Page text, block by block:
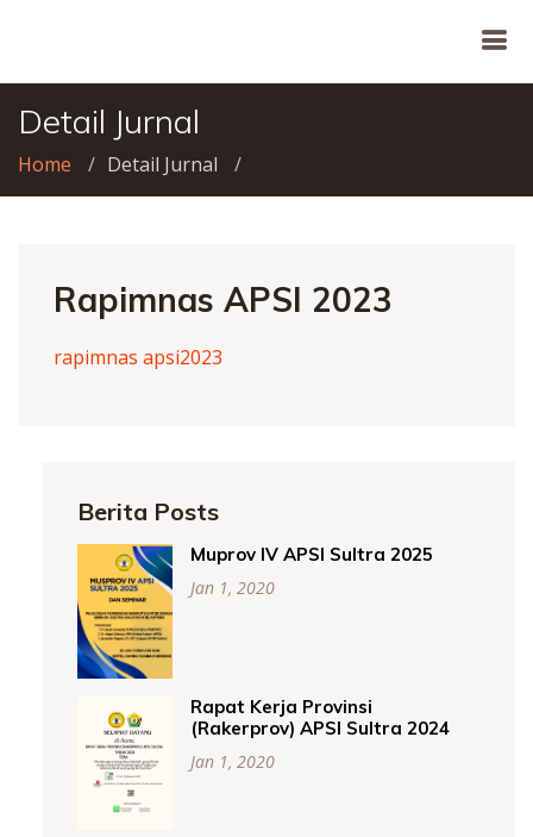
Detail Jurnal
Home Detail Jurnal
Rapimnas APSI 2023
rapimnas apsi2023
Berita Posts
Muprov IV APSI Sultra 2025
Jan 1, 2020
Rapat Kerja Provinsi
(Rakerprov) APSI Sultra 2024
Jan 1, 2020